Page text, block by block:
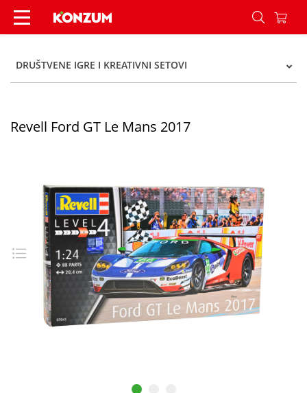
Revell Ford GT Le Mans 2017 - Konzum
DRUŠTVENE IGRE I KREATIVNI SETOVI
Revell Ford GT Le Mans 2017